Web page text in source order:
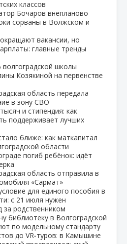
классов
Бочаров внепланово
сорваны в Волжском и
вакансии, но
главные тренды
школы
Козякиной на первенстве
область передала
в зону СВО
и стипендия: как
поддерживает лучших
ближе: как маткапитал
области
погиб ребёнок: идёт
область отправила в
«Сармат»
для единого пособия в
с 21 июля нужен
родственником
библиотеку в Волгоградской
по модельному стандарту
до VR‑туров: в Камышине